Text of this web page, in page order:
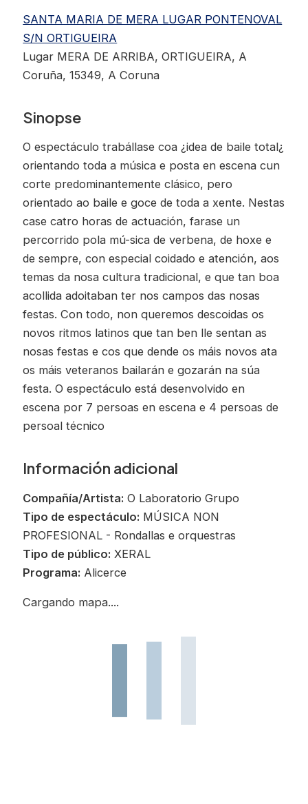
SANTA MARIA DE MERA LUGAR PONTENOVAL
S/N ORTIGUEIRA
Lugar MERA DE ARRIBA, ORTIGUEIRA, A
Coruña, 15349, A Coruna
Sinopse
O espectáculo trabállase coa ¿idea de baile total¿
orientando toda a música e posta en escena cun
corte predominantemente clásico, pero
orientado ao baile e goce de toda a xente. Nestas
case catro horas de actuación, farase un
percorrido pola mú-sica de verbena, de hoxe e
de sempre, con especial coidado e atención, aos
temas da nosa cultura tradicional, e que tan boa
acollida adoitaban ter nos campos das nosas
festas. Con todo, non queremos descoidas os
novos ritmos latinos que tan ben lle sentan as
nosas festas e cos que dende os máis novos ata
os máis veteranos bailarán e gozarán na súa
festa. O espectáculo está desenvolvido en
escena por 7 persoas en escena e 4 persoas de
persoal técnico
Información adicional
Compañía/Artista: O Laboratorio Grupo
Tipo de espectáculo: MÚSICA NON
PROFESIONAL - Rondallas e orquestras
Tipo de público: XERAL
Programa: Alicerce
Cargando mapa....